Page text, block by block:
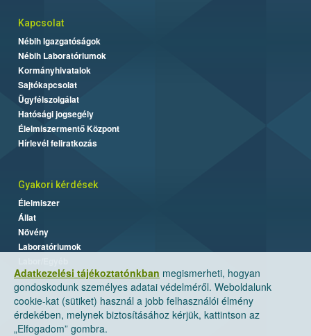
Adatkezelési tájékoztatónkban megismerheti, hogyan
gondoskodunk személyes adatai védelméről. Weboldalunk
cookie-kat (sütiket) használ a jobb felhasználói élmény
érdekében, melynek biztosításához kérjük, kattintson az
„Elfogadom” gombra.
Kapcsolat
Nébih Igazgatóságok
Nébih Laboratóriumok
Kormányhivatalok
Sajtókapcsolat
Ügyfélszolgálat
Hatósági jogsegély
Élelmiszermentő Központ
Hírlevél feliratkozás
Gyakori kérdések
Élelmiszer
Állat
Növény
Laboratóriumok